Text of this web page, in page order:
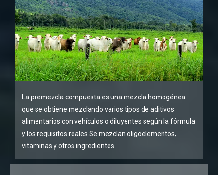
La premezcla compuesta es una mezcla homogénea
que se obtiene mezclando varios tipos de aditivos
alimentarios con vehículos o diluyentes según la fórmula
y los requisitos reales.Se mezclan oligoelementos,
vitaminas y otros ingredientes.